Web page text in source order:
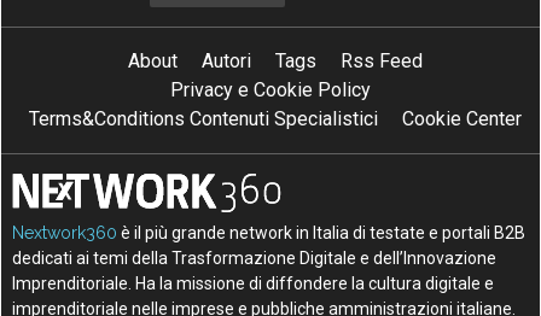
About Autori Tags
Rss Feed
Privacy e Cookie Policy
Terms&Conditions Contenuti Specialistici
Cookie Center
Nextwork360 è il più grande network in Italia di testate e portali B2B
dedicati ai temi della Trasformazione Digitale e dell’Innovazione
Imprenditoriale. Ha la missione di diffondere la cultura digitale e
imprenditoriale nelle imprese e pubbliche amministrazioni italiane.